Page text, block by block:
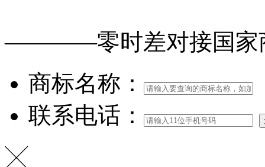
————零时差对接国
商标名称：
联系电话：
╳